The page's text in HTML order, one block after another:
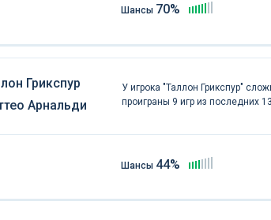
Шансы 70%
Грикспур
Арнальди
У игрока "Таллон Грикспур"
проиграны 9 игр из последних
Шансы 44%